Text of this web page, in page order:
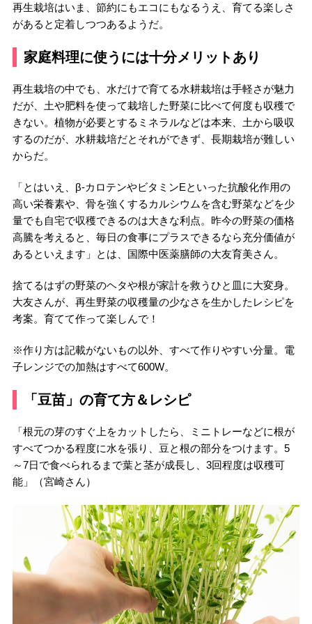
再生栽培はいま、節約にもエコにもなるうえ、育てる楽しさ
があると定着しつつあるようだ。
家庭料理に使うには十分メリットあり
再生栽培の中でも、水だけで育てる水耕栽培は手軽さが魅力
だが、土や肥料を使って栽培した野菜に比べて何度も収穫で
きない。植物が必要とするミネラルなどは本来、土から吸収
するのだが、水耕栽培だとそれができず、長期栽培が難しい
からだ。
「とはいえ、β-カロテンやビタミンEといった抗酸化作用の
高い栄養素や、骨を強くするカルシウムを含む野菜などを少
量でも自宅で収穫できるのは大きな利点。昨今の野菜の価格
高騰を考えると、毎日の食事にプラスできるなら充分価値が
あるといえます」とは、国際中医薬膳師の大友育美さん。
捨てるはずの野菜のヘタや根が家計を救うひと皿に大変身。
大友さんが、再生野菜の収穫量の少なさを生かしたレシピを
考案。育てて作って楽しんで！
※作り方は記載がないもの以外、すべて作りやすい分量。電
子レンジでの加熱はすべて600W。
「豆苗」の育て方＆レシピ
「根元の芽のすぐ上をカットしたら、ミニトレーなどに根が
すべてつかる程度に水を張り、豆と根の部分をつけます。5
～7日で食べられるまで葉と茎が成長し、3回程度は収穫可
能」（宮崎さん）